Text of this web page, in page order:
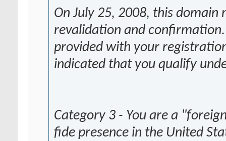
On July 25, 2008, this domain
revalidation and
provided with your
indicated that you qualify
Category 3 - You are a
fide presence in the United